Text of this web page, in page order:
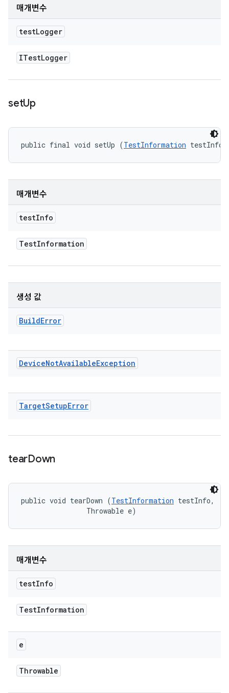
매개변수
testLogger
ITestLogger
setUp
public final void setUp (TestInformation testInfo)
매개변수
testInfo
TestInformation
생성 값
BuildError
DeviceNotAvailableException
TargetSetupError
tearDown
public void tearDown (TestInformation testInfo,
                Throwable e)
매개변수
testInfo
TestInformation
e
Throwable